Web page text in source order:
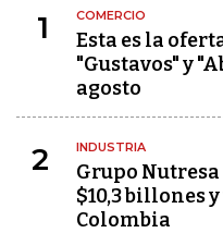
1 COMERCIO
Esta es la
"Gustavos" y
agosto
2 INDUSTRIA
Grupo
$10,3 billones
Colombia